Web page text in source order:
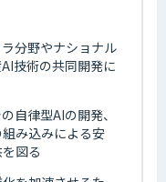
分野やナショナル
技術の共同開発に
自律型AIの開発、
み込みによる安
図る